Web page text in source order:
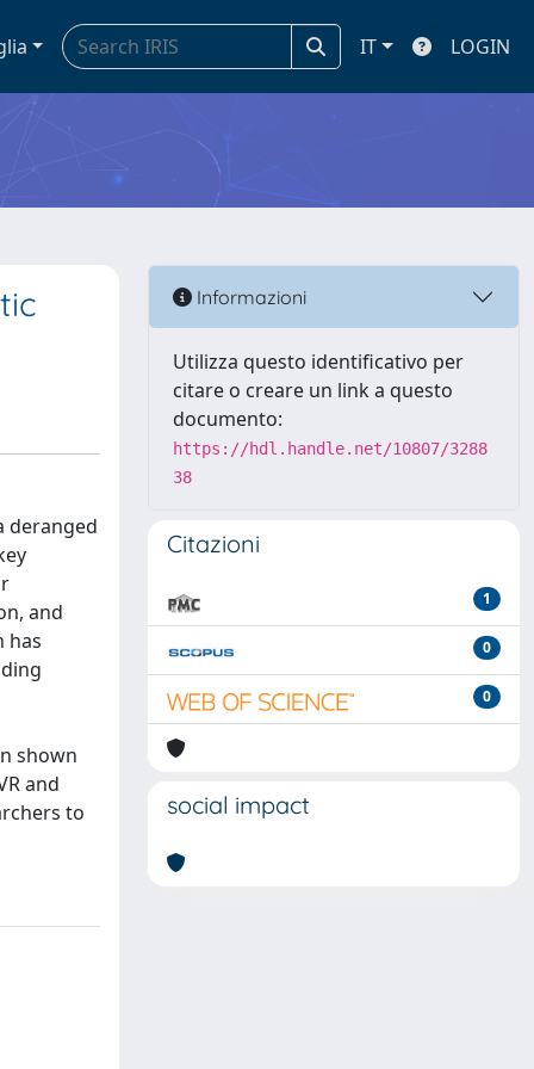
IT LOGIN
deranged
and
has
shown
and
to
Informazioni
Utilizza questo identificativo per
citare o creare un link a questo
documento:
https://hdl.handle.net/10807/3288
38
Citazioni
1
0
0
social impact